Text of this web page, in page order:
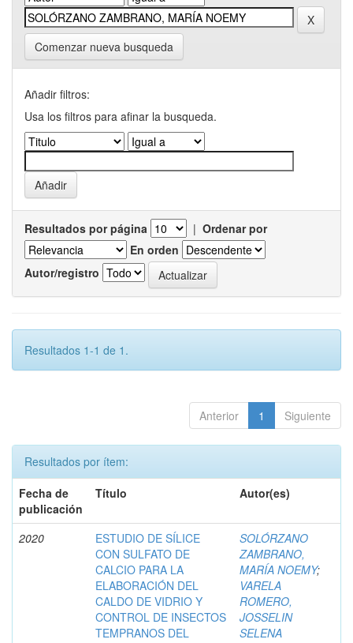
Comenzar nueva busqueda
Añadir filtros:
Usa los filtros para afinar la busqueda.
Resultados por página | Ordenar por
En orden
Autor/registro
Resultados 1-1 de 1.
Anterior 1 Siguiente
Resultados por ítem:
Fecha de
publicación
Título Autor(es)
2020
ESTUDIO DE SÍLICE
CON SULFATO DE
CALCIO PARA LA
ELABORACIÓN DEL
CALDO DE VIDRIO Y
CONTROL DE INSECTOS
TEMPRANOS DEL
SOLÓRZANO
ZAMBRANO,
MARÍA NOEMY;
VARELA
ROMERO,
JOSSELIN
SELENA